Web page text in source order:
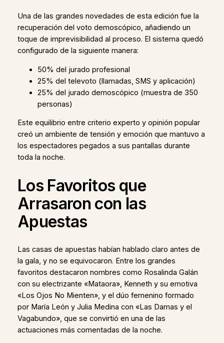
Una de las grandes novedades de esta edición fue la
recuperación del voto demoscópico, añadiendo un
toque de imprevisibilidad al proceso. El sistema quedó
configurado de la siguiente manera:
50% del jurado profesional
25% del televoto (llamadas, SMS y aplicación)
25% del jurado demoscópico (muestra de 350
personas)
Este equilibrio entre criterio experto y opinión popular
creó un ambiente de tensión y emoción que mantuvo a
los espectadores pegados a sus pantallas durante
toda la noche.
Los Favoritos que
Arrasaron con las
Apuestas
Las casas de apuestas habían hablado claro antes de
la gala, y no se equivocaron. Entre los grandes
favoritos destacaron nombres como Rosalinda Galán
con su electrizante «Mataora», Kenneth y su emotiva
«Los Ojos No Mienten», y el dúo femenino formado
por María León y Julia Medina con «Las Damas y el
Vagabundo», que se convirtió en una de las
actuaciones más comentadas de la noche.